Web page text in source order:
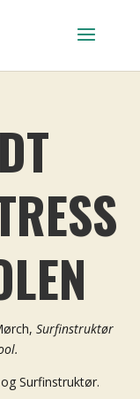
Surfinstruktør
Surfinstruktør.